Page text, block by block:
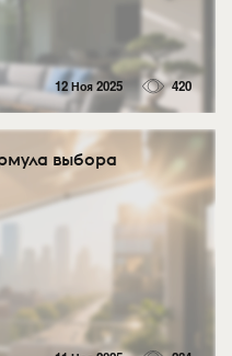
12 Ноя 2025 420
выбора